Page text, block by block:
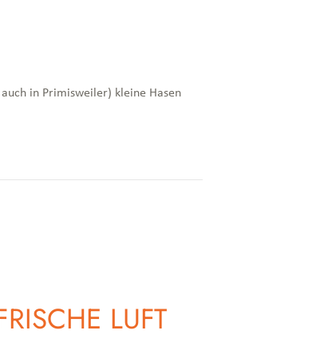
in Primisweiler) kleine Hasen
LUFT